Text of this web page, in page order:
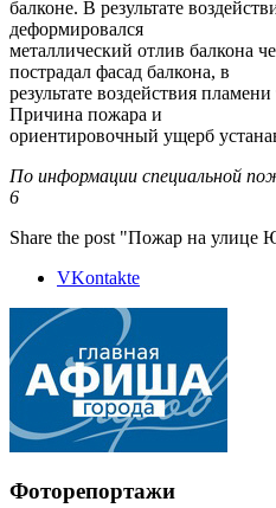
балконе. В результате
деформировался
металлический отлив балкона
пострадал фасад балкона, в
результате воздействия
Причина пожара и
ориентировочный ущерб
По информации специальной
6
Share the post "Пожар на улице
VKontakte
Фоторепортажи